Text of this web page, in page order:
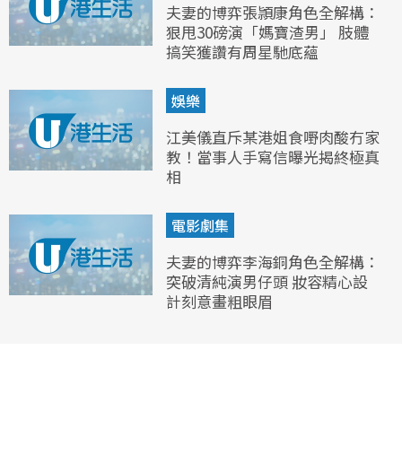
夫妻的博弈張頴康角色全解構：
狠甩30磅演「媽寶渣男」 肢體
搞笑獲讚有周星馳底蘊
娛樂
江美儀直斥某港姐食嘢肉酸冇家
教！當事人手寫信曝光揭終極真
相
電影劇集
夫妻的博弈李海銅角色全解構：
突破清純演男仔頭 妝容精心設
計刻意畫粗眼眉